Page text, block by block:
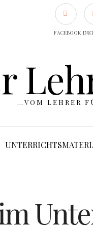
FACEBOOK
…VOM LEHRER